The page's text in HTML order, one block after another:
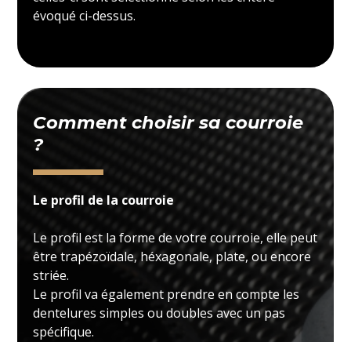
évoqué ci-dessus.
Comment choisir sa courroie
?
Le profil de la courroie
Le profil est la forme de votre courroie, elle peut
être trapézoïdale, héxagonale, plate, ou encore
striée.
Le profil va également prendre en compte les
dentelures simples ou doubles avec un pas
spécifique.